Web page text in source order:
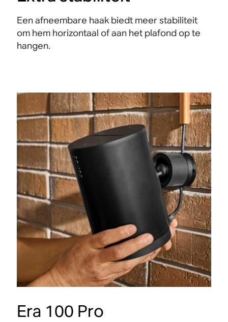
Een afneembare haak biedt meer stabiliteit
om hem horizontaal of aan het plafond op te
hangen.
Era 100 Pro